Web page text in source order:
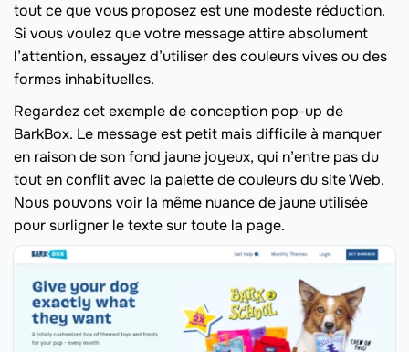
tout ce que vous proposez est une modeste réduction.
Si vous voulez que votre message attire absolument
l’attention, essayez d’utiliser des couleurs vives ou des
formes inhabituelles.
Regardez cet exemple de conception pop-up de
BarkBox. Le message est petit mais difficile à manquer
en raison de son fond jaune joyeux, qui n’entre pas du
tout en conflit avec la palette de couleurs du site Web.
Nous pouvons voir la même nuance de jaune utilisée
pour surligner le texte sur toute la page.